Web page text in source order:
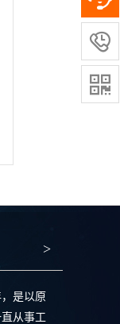
>
是以原
从事工

